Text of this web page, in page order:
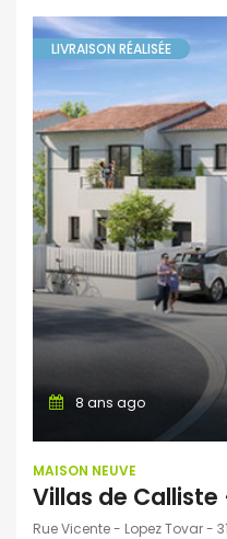
LIVRAISON RÉALISÉE
8 ans ago
MAISON NEUVE
Rue Vicente - Lopez Tovar -